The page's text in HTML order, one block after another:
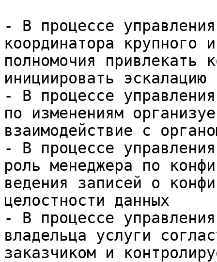
- В процессе
координатора крупного
полномочия привлекать
инициировать эскалацию
- В процессе
по изменениям
взаимодействие с
- В процессе
роль менеджера по
ведения записей о
целостности данных
- В процессе
владельца услуги
заказчиком и